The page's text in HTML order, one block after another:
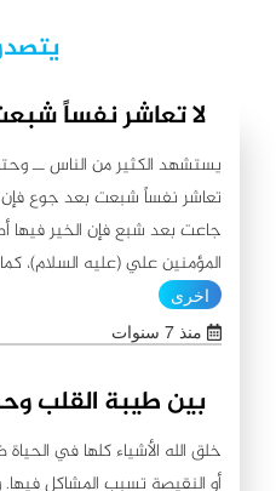
لا تعاشر نفساً
يستشهد الكثير من الناس ــ
تعاشر نفساً شبعت بعد جوع فإن
جاعت بعد شبع فإن الخير فيها
المؤمنين علي (عليه السلام)،
ينسبونه إليه (عليه السلام) لا
المعنى:"اطلبوا الخير من
باق"، مُسقطين المعنى على
والمسؤولين الفاسدين
اخرى
منذ 7 سنوات
بين طيبة القلب
خلق الله الأشياء كلها في
أو النقيصة تسبب المشاكل فيها.